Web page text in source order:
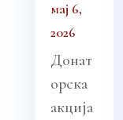
мај 6,
2026
Донат
орска
акција